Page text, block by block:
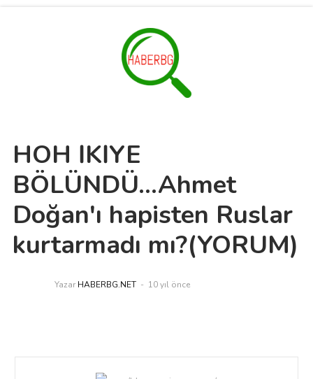
HÖH İKİYE
BÖLÜNDÜ...Ahmet
Doğan'ı hapisten Ruslar
kurtarmadı mı?(YORUM)
Yazar HABERBG.NET 10 yıl önce